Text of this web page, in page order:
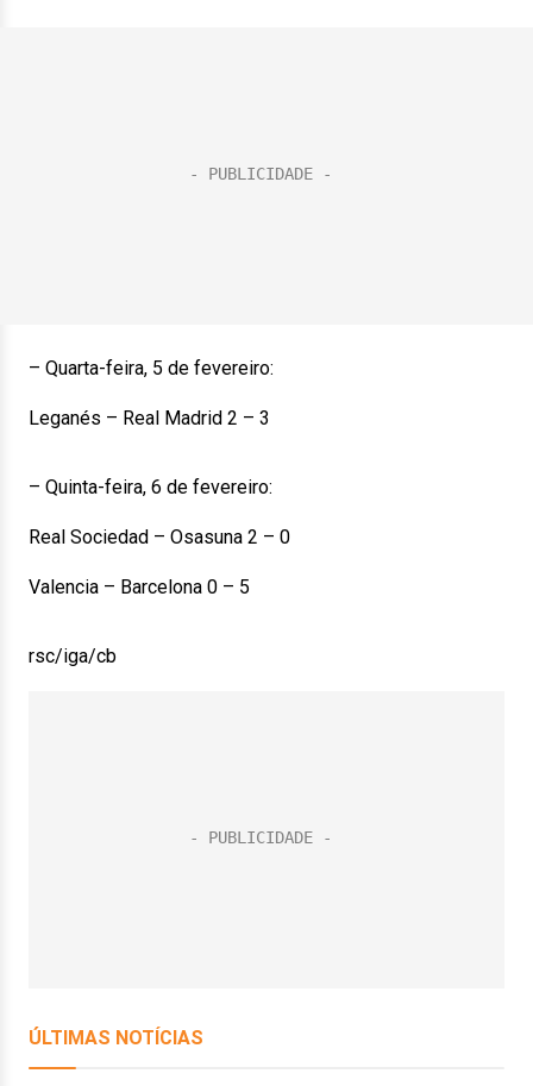
– Quarta-feira, 5 de fevereiro:
Leganés – Real Madrid 2 – 3
– Quinta-feira, 6 de fevereiro:
Real Sociedad – Osasuna 2 – 0
Valencia – Barcelona 0 – 5
rsc/iga/cb